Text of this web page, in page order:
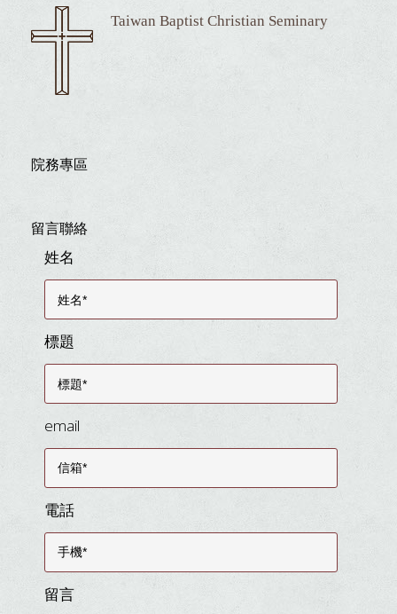
Taiwan Baptist Christian Seminary
院務專區
留言聯絡
姓名
標題
email
電話
留言